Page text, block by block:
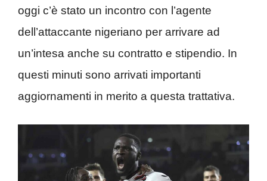
oggi c’è stato un incontro con l’agente
dell’attaccante nigeriano per arrivare ad
un’intesa anche su contratto e stipendio. In
questi minuti sono arrivati importanti
aggiornamenti in merito a questa trattativa.